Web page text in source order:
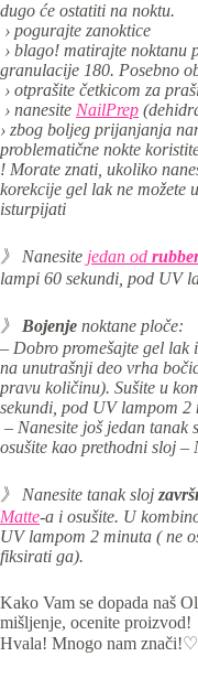
dugo će ostatiti na noktu.
› pogurajte zanoktice
› blago! matirajte noktanu
granulacije 180. Posebno
› otprašite četkicom za
› nanesite NailPrep
› zbog boljeg prijanjanja
problematične nokte
! Morate znati, ukoliko
korekcije gel lak ne možete
isturpijati
》 Nanesite jedan od
lampi 60 sekundi, pod UV
》 Bojenje noktane ploče:
– Dobro promešajte gel lak
na unutrašnji deo vrha
pravu količinu). Sušite u
sekundi, pod UV lampom
– Nanesite još jedan
osušite kao prethodni sloj
》 Nanesite tanak sloj
Matte-a i osušite. U
UV lampom 2 minuta ( ne
fiksirati ga).
Kako Vam se dopada naš
mišljenje, ocenite proizvod!
Hvala! Mnogo nam znači!♡